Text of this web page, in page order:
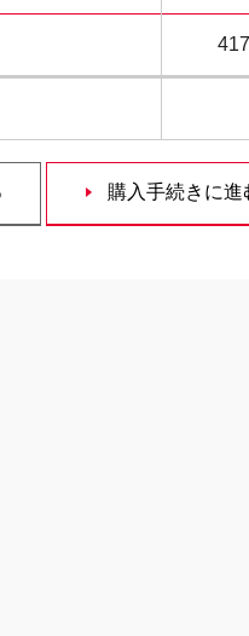
購入手続きに進